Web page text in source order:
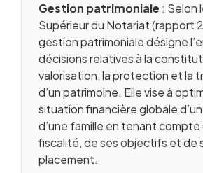
PEA, assurance-vie et
ne pas manquer
Fiscalité des cryptomonnaies
en 2026
Réductions et crédits d’impôt
font baisser la note
Retard, erreur ou oubli :
après la date limite ?
Les nouveautés fiscales à
déclaration 2026
Gestion patrimoniale : Selon
Supérieur du Notariat (rapport
gestion patrimoniale désigne
décisions relatives à la
valorisation, la protection et la
d’un patrimoine. Elle vise à
situation financière globale
d’une famille en tenant compte
fiscalité, de ses objectifs et de
placement.